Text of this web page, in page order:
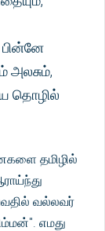
அலசும்,
தொழில்
தமிழில்
வல்லவர்
எமது